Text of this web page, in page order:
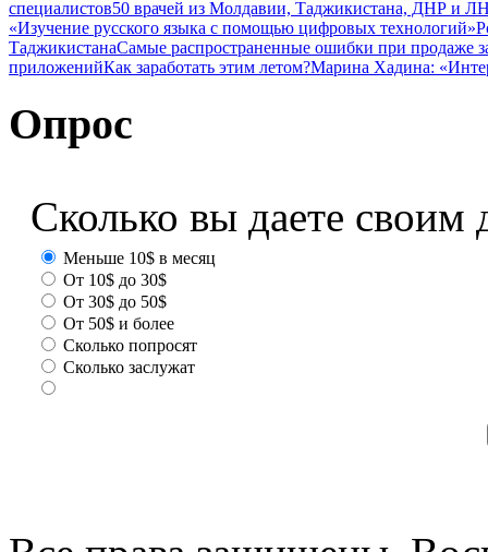
специалистов50 врачей из Молдавии, Таджикистана, ДНР и
«Изучение русского языка с помощью цифровых технологий»
ТаджикистанаСамые распространенные ошибки при продаже
приложенийКак заработать этим летом?Марина Хадина:
Опрос
Сколько вы даете своим
Меньше 10$ в месяц
От 10$ до 30$
От 30$ до 50$
От 50$ и более
Сколько попросят
Сколько заслужат